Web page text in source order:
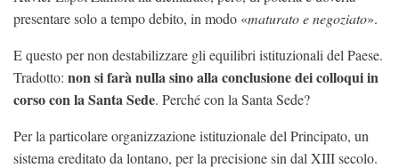
presentare solo a tempo debito, in modo «maturato e negoziato».
E questo per non destabilizzare gli equilibri istituzionali del Paese.
Tradotto: non si farà nulla sino alla conclusione dei colloqui in
corso con la Santa Sede. Perché con la Santa Sede?
Per la particolare organizzazione istituzionale del Principato, un
sistema ereditato da lontano, per la precisione sin dal XIII secolo.